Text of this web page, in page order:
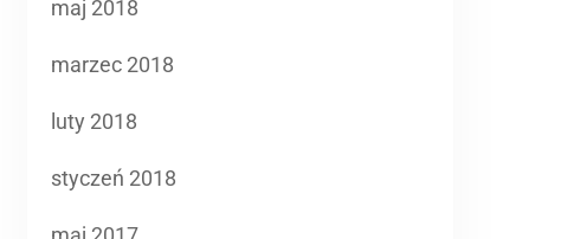
maj 2018
marzec 2018
luty 2018
styczeń 2018